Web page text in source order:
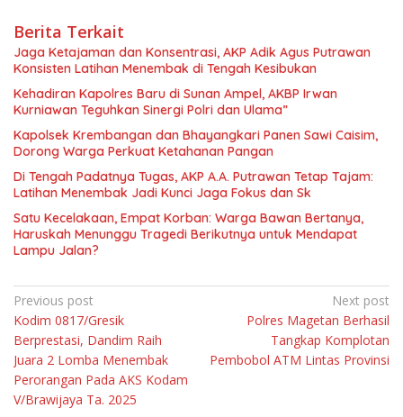
Berita Terkait
Jaga Ketajaman dan Konsentrasi, AKP Adik Agus Putrawan
Konsisten Latihan Menembak di Tengah Kesibukan
Kehadiran Kapolres Baru di Sunan Ampel, AKBP Irwan
Kurniawan Teguhkan Sinergi Polri dan Ulama”
Kapolsek Krembangan dan Bhayangkari Panen Sawi Caisim,
Dorong Warga Perkuat Ketahanan Pangan
Di Tengah Padatnya Tugas, AKP A.A. Putrawan Tetap Tajam:
Latihan Menembak Jadi Kunci Jaga Fokus dan Sk
Satu Kecelakaan, Empat Korban: Warga Bawan Bertanya,
Haruskah Menunggu Tragedi Berikutnya untuk Mendapat
Lampu Jalan?
Navigasi
pos
Previous post
Kodim 0817/Gresik
Berprestasi, Dandim Raih
Juara 2 Lomba Menembak
Perorangan Pada AKS Kodam
V/Brawijaya Ta. 2025
Next post
Polres Magetan Berhasil
Tangkap Komplotan
Pembobol ATM Lintas Provinsi